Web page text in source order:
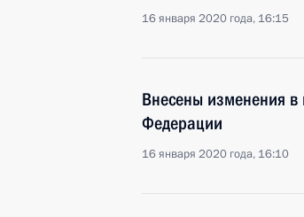
16 января 2020 года, 16:15
Внесены изменения в
Федерации
16 января 2020 года, 16:10